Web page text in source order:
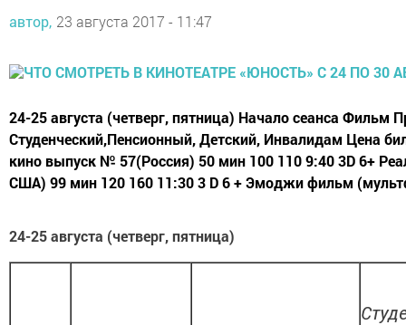
автор, 23 августа 2017 - 11:47
24-25 августа (четверг, пятница) Начало сеанса Фильм
Студенческий,Пенсионный, Детский, Инвалидам Цена
кино выпуск № 57(Россия) 50 мин 100 110 9:40 3D 6+
США) 99 мин 120 160 11:30 3 D 6 + Эмоджи фильм
24-25 августа (четверг, пятница)